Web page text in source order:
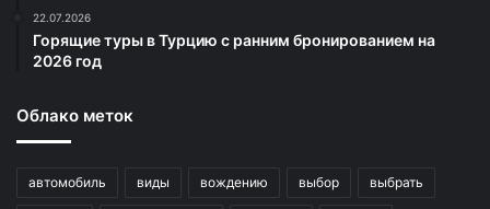
22.07.2026
Горящие туры в Турцию с ранним бронированием на
2026 год
Облако меток
автомобиль виды вождению выбор выбрать